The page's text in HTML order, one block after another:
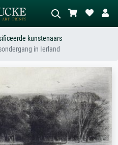
weide, abstract met veel rood, donker
olieverfschilderij, staand naakt naast
een boom.
kunstenaars
in Ierland